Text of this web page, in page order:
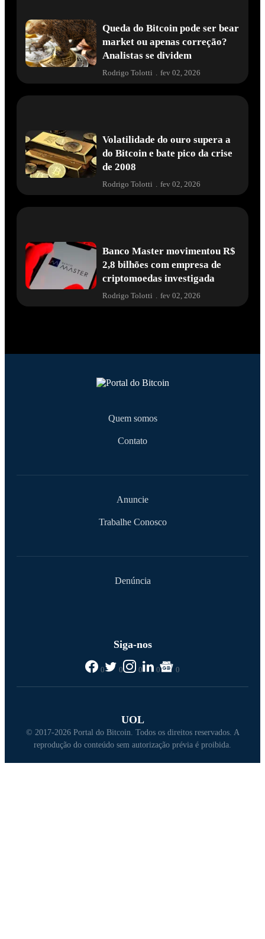
Queda do Bitcoin pode ser bear
market ou apenas correção?
Analistas se dividem
Rodrigo Tolotti . fev 02, 2026
Volatilidade do ouro supera a
do Bitcoin e bate pico da crise
de 2008
Rodrigo Tolotti . fev 02, 2026
Banco Master movimentou R$
2,8 bilhões com empresa de
criptomoedas investigada
Rodrigo Tolotti fev 02, 2026
Quem somos
Contato
Anuncie
Trabalhe Conosco
Denúncia
Siga-nos
0 0 0 0 0
UOL
© 2017-2026 Portal do Bitcoin. Todos os direitos reservados. A
reprodução do conteúdo sem autorização prévia é proibida.